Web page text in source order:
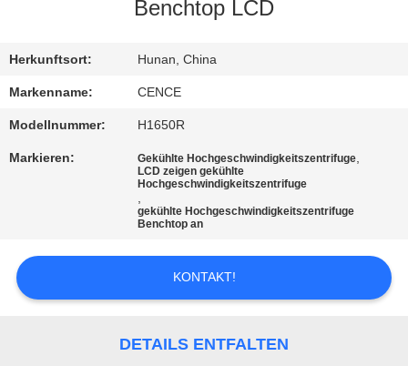
MIT
UNS
NEUIGKEITEN
RECHTSSACHEN
VR
Benchtop LCD
Herkunftsort: Hunan, China
Markenname: CENCE
Modellnummer: H1650R
Markieren: Gekühlte Hochgeschwindigkeitszentrifuge,
LCD zeigen gekühlte
Hochgeschwindigkeitszentrifuge
,
gekühlte Hochgeschwindigkeitszentrifuge
Benchtop an
KONTAKT!
DETAILS ENTFALTEN